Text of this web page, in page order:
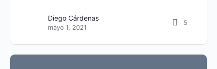
Diego Cárdenas
mayo 1, 2021
5